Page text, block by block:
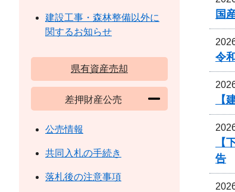
国
令
【
【
告
建設工事・森林整備以外に
関するお知らせ
県有資産売却
差押財産公売
公売情報
共同入札の手続き
落札後の注意事項